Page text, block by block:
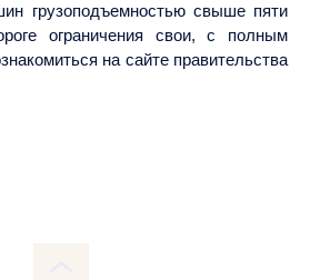
грузоподъемностью свыше пяти
ограничения свои, с полным
на сайте правительства